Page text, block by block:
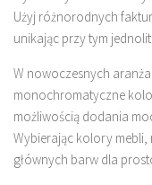
Użyj różnorodnych
unikając przy tym
W nowoczesnych
monochromatyczne
możliwością dodania
Wybierając kolory
głównych barw dla